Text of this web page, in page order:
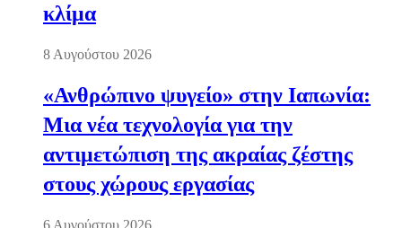
κλίμα
8 Αυγούστου 2026
«Ανθρώπινο ψυγείο» στην Ιαπωνία:
Μια νέα τεχνολογία για την
αντιμετώπιση της ακραίας ζέστης
στους χώρους εργασίας
6 Αυγούστου 2026